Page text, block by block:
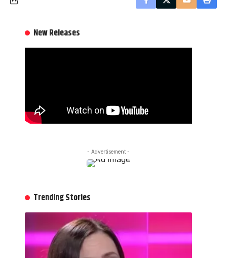
New Releases
- Advertisement -
Trending Stories